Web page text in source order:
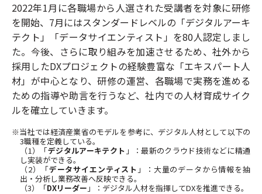
2022年1月に各職場から人選された受講者を対象に研修
を開始、7月にはスタンダードレベルの「デジタルアーキ
テクト」「データサイエンティスト」を80人認定しまし
た。今後、さらに取り組みを加速させるため、社外から
採用したDXプロジェクトの経験豊富な「エキスパート人
材」が中心となり、研修の運営、各職場で実務を進める
ための指導や助言を行うなど、社内での人材育成サイク
ルを確立していきます。
※当社では経済産業省のモデルを参考に、デジタル人材として以下の
3職種を定義している。
（1）「デジタルアーキテクト 」：最新のクラウド技術などに精通
し実装ができる。
（2）「データサイエンティスト 」：大量のデータから情報を抽
出・分析し業務改善へ反映できる。
（3）「DXリーダー 」：デジタル人材を指揮してDXを推進できる。